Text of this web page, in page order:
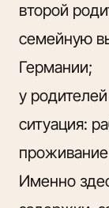
второй
семейную
Германии;
у
ситуация:
Именно